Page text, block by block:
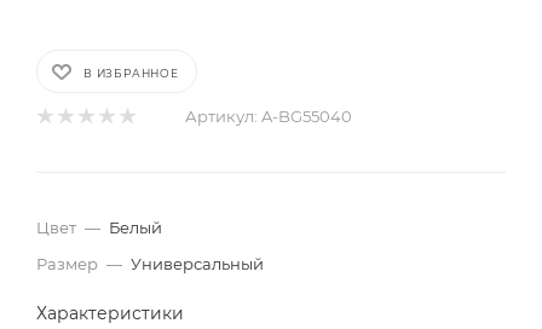
В ИЗБРАННОЕ
Артикул: A-BG55040
Цвет — Белый
Размер — Универсальный
Характеристики